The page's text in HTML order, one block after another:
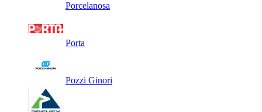
Porcelanosa
Porta
Pozzi Ginori